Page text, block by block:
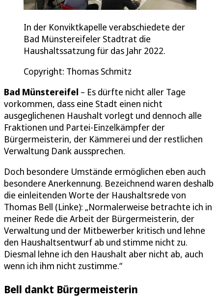
In der Konviktkapelle verabschiedete der
Bad Münstereifeler Stadtrat die
Haushaltssatzung für das Jahr 2022.
Copyright: Thomas Schmitz
Bad Münstereifel – Es dürfte nicht aller Tage
vorkommen, dass eine Stadt einen nicht
ausgeglichenen Haushalt vorlegt und dennoch alle
Fraktionen und Partei-Einzelkämpfer der
Bürgermeisterin, der Kämmerei und der restlichen
Verwaltung Dank aussprechen.
Doch besondere Umstände ermöglichen eben auch
besondere Anerkennung. Bezeichnend waren deshalb
die einleitenden Worte der Haushaltsrede von
Thomas Bell (Linke): „Normalerweise betrachte ich in
meiner Rede die Arbeit der Bürgermeisterin, der
Verwaltung und der Mitbewerber kritisch und lehne
den Haushaltsentwurf ab und stimme nicht zu.
Diesmal lehne ich den Haushalt aber nicht ab, auch
wenn ich ihm nicht zustimme.“
Bell dankt Bürgermeisterin